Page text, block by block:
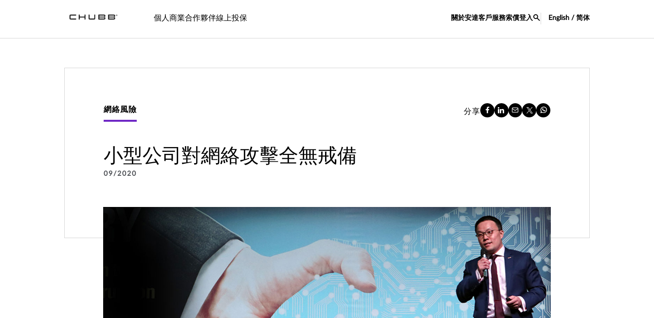
個人 商業合作夥伴線上投保 關於安達客戶服務索償登入 English / 简体
網絡風險 分享
小型公司對網絡攻擊全無戒備
09/2020